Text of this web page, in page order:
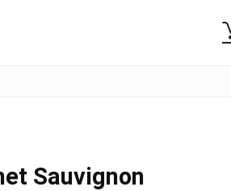
Sauvignon